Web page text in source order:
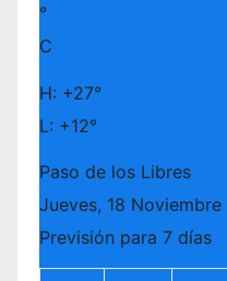
°
C
H: +27°
L: +12°
Paso de los Libres
Jueves, 18 Noviembre
Previsión para 7 días